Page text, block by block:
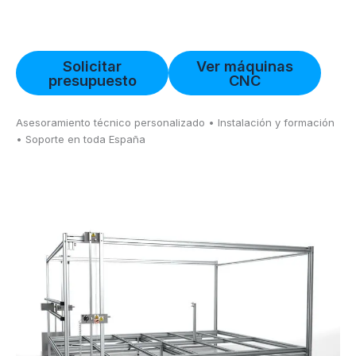
Solicitar
presupuesto
Ver máquinas
CNC
Asesoramiento técnico personalizado • Instalación y formación
• Soporte en toda España